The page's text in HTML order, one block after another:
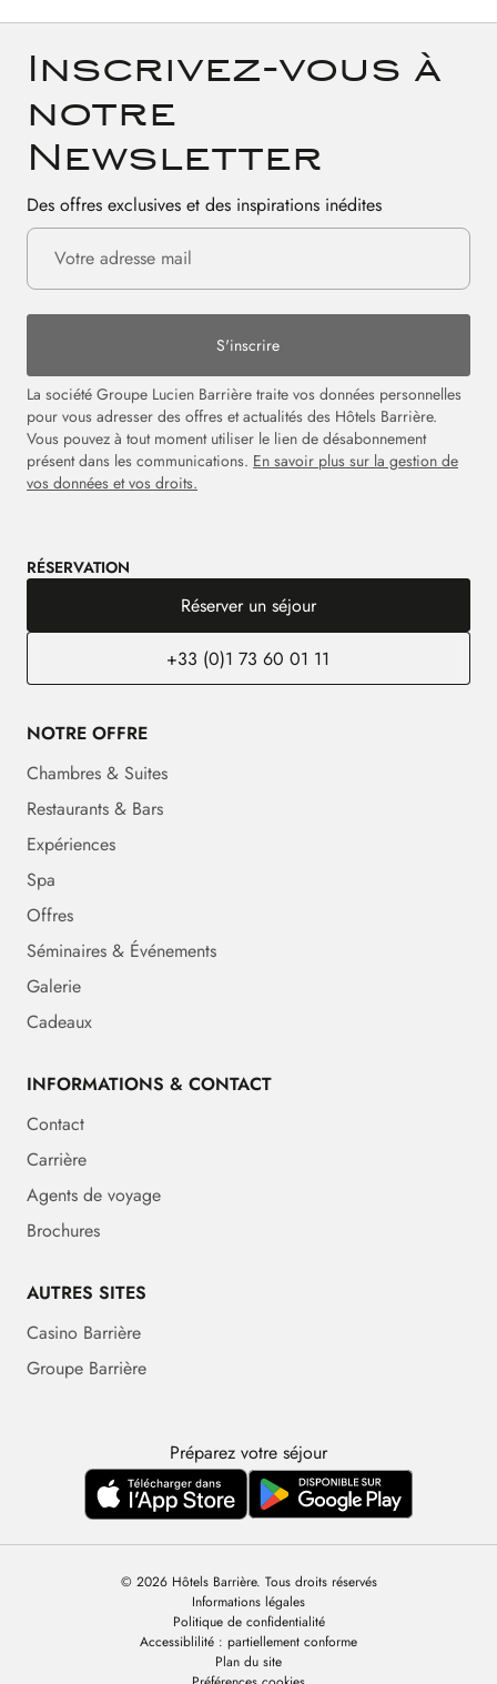
Inscrivez-vous à
notre
Newsletter
Des offres exclusives et des inspirations inédites
S'inscrire
La société Groupe Lucien Barrière traite vos données personnelles
pour vous adresser des offres et actualités des Hôtels Barrière.
Vous pouvez à tout moment utiliser le lien de désabonnement
présent dans les communications. En savoir plus sur la gestion de
vos données et vos droits.
RÉSERVATION
Réserver un séjour
+33 (0)1 73 60 01 11
NOTRE OFFRE
Chambres & Suites
Restaurants & Bars
Expériences
Spa
Offres
Séminaires & Événements
Galerie
Cadeaux
INFORMATIONS & CONTACT
Contact
Carrière
Agents de voyage
Brochures
AUTRES SITES
Casino Barrière
Groupe Barrière
Préparez votre séjour
© 2026 Hôtels Barrière. Tous droits réservés
Informations légales
Politique de confidentialité
Accessiblilité : partiellement conforme
Plan du site